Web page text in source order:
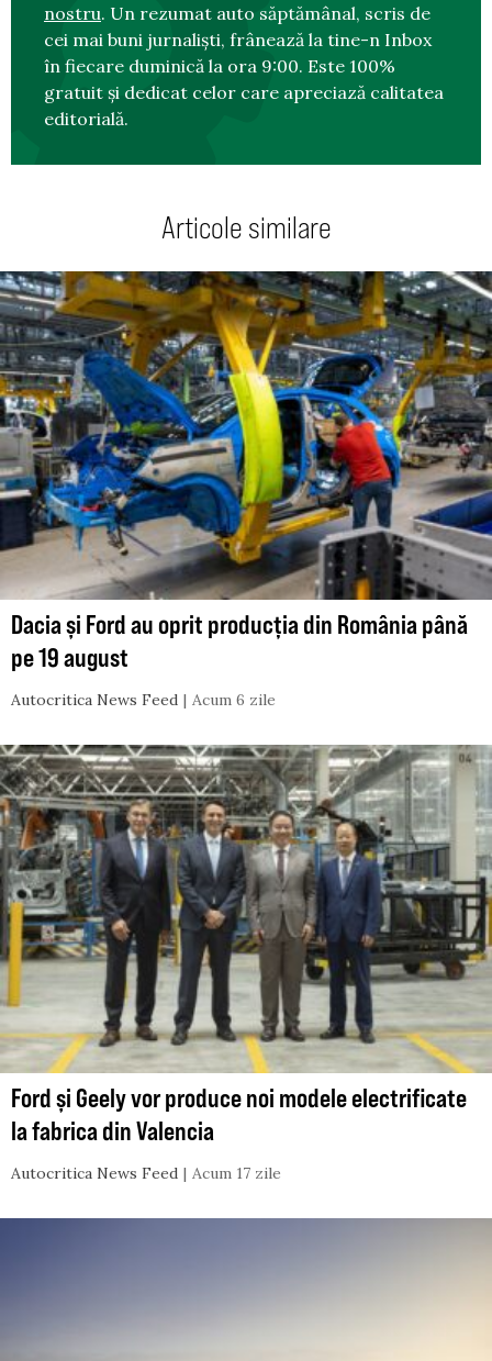
nostru. Un rezumat auto săptămânal, scris de
cei mai buni jurnaliști, frânează la tine-n Inbox
în fiecare duminică la ora 9:00. Este 100%
gratuit și dedicat celor care apreciază calitatea
editorială.
Articole similare
Dacia și Ford au oprit producția din România până
pe 19 august
Autocritica News Feed Acum 6 zile
Ford și Geely vor produce noi modele electrificate
la fabrica din Valencia
Autocritica News Feed Acum 17 zile